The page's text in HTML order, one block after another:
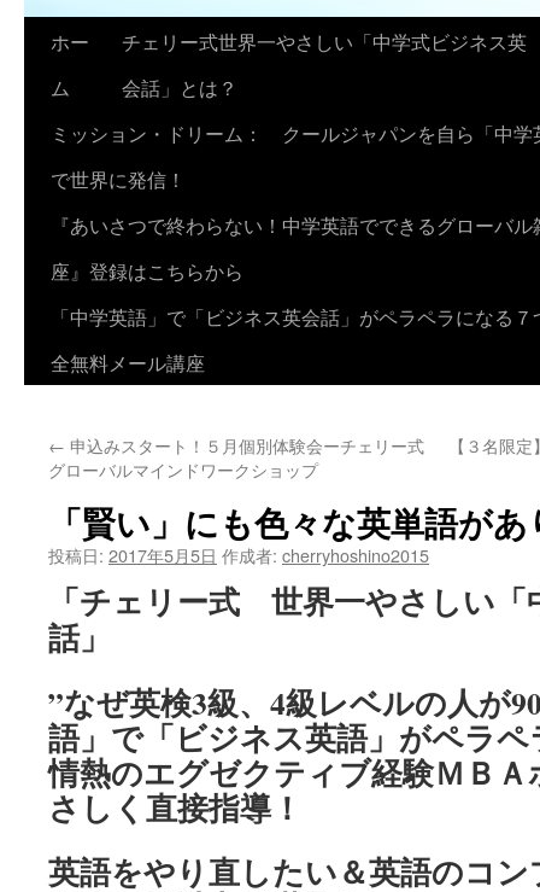
キ
プ
ホー
ム
チェリー式世界一やさしい「中学式ビジネス英
会話」とは？
ミッション・ドリーム： クールジャパンを自ら「中学
で世界に発信！
『あいさつで終わらない！中学英語でできるグローバ
座』登録はこちらから
「中学英語」で「ビジネス英会話」がペラペラになる
全無料メール講座
← 申込みスタート！５月個別体験会ーチェリー式
グローバルマインドワークショップ
【３名限
「賢い」にも色々な英単語が
投稿日: 2017年5月5日 作成者: cherryhoshino2015
「チェリー式 世界一やさしい「
話」
”なぜ英検3級、4級レベルの人が
語」で「ビジネス英語」がペラ
情熱のエグゼクティブ経験ＭＢ
さしく 直接指導！
英語をやり直したい＆英語のコ